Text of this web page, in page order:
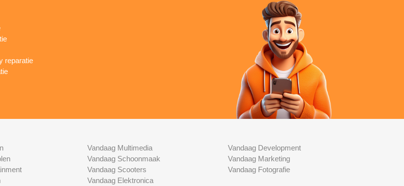
reparatie
Vandaag Multimedia
Vandaag Schoonmaak
Vandaag Scooters
Vandaag Elektronica
Vandaag Development
Vandaag Marketing
Vandaag Fotografie